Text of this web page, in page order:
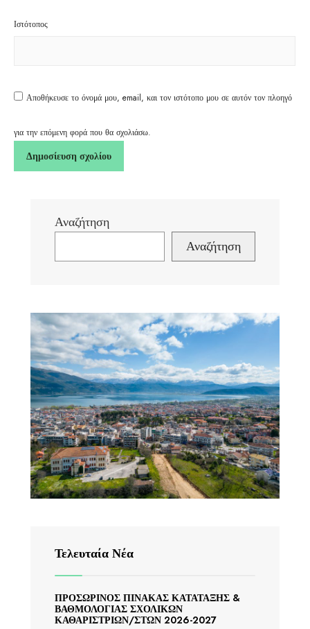
Ιστότοπος
Αποθήκευσε το όνομά μου, email, και τον ιστότοπο μου σε αυτόν τον πλοηγό
για την επόμενη φορά που θα σχολιάσω.
Αναζήτηση
Αναζήτηση
Τελευταία Νέα
ΠΡΟΣΩΡΙΝΟΣ ΠΙΝΑΚΑΣ ΚΑΤΑΤΑΞΗΣ &
ΒΑΘΜΟΛΟΓΙΑΣ ΣΧΟΛΙΚΩΝ
ΚΑΘΑΡΙΣΤΡΙΩΝ/ΣΤΩΝ 2026-2027